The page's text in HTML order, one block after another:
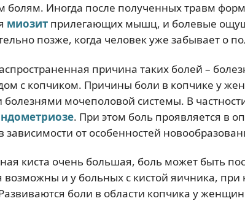
болям. Иногда после полученных травм
миозит прилегающих мышц, и болевые
позже, когда человек уже забывает о
причина таких болей –
с копчиком. Причины боли в копчике у
болезнями мочеполовой системы. В
. При этом боль проявляется в
зависимости от особенностей
киста очень большая, боль может быть
и у больных с кистой яичника,
боли в области копчика у